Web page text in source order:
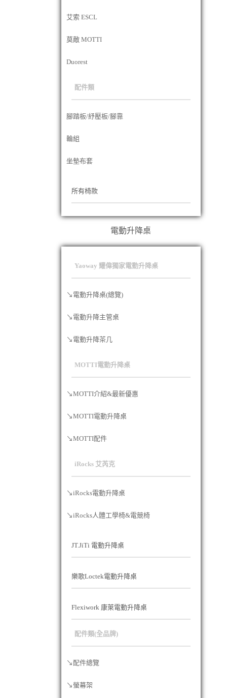
艾索 ESCL
莫敵 MOTTI
Duorest
配件類
腳踏板/紓壓板/腳靠
輪組
坐墊布套
所有椅款
電動升降桌
Yaoway 耀偉獨家電動升降桌
↘電動升降桌(總覽)
↘電動升降主管桌
↘電動升降茶几
MOTTI電動升降桌
↘MOTTI介紹&最新優惠
↘MOTTI電動升降桌
↘MOTTI配件
iRocks 艾芮克
↘iRocks電動升降桌
↘iRocks人體工學椅&電競椅
JT.JiTi 電動升降桌
樂歌Loctek電動升降桌
Flexiwork 康萊電動升降桌
配件類(全品牌)
↘配件總覽
↘螢幕架